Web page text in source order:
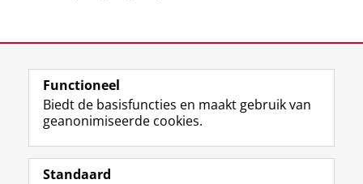
View this page in:
Volg de RUG
F
a
L
i
R
S
I
n
Y
o
Functioneel
Biedt de basisfuncties en maakt gebruik van
geanonimiseerde cookies.
Standaard